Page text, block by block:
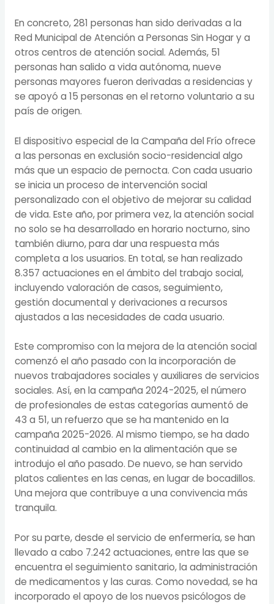
En concreto, 281 personas han sido derivadas a la
Red Municipal de Atención a Personas Sin Hogar y a
otros centros de atención social. Además, 51
personas han salido a vida autónoma, nueve
personas mayores fueron derivadas a residencias y
se apoyó a 15 personas en el retorno voluntario a su
país de origen.
El dispositivo especial de la Campaña del Frío ofrece
a las personas en exclusión socio-residencial algo
más que un espacio de pernocta. Con cada usuario
se inicia un proceso de intervención social
personalizado con el objetivo de mejorar su calidad
de vida. Este año, por primera vez, la atención social
no solo se ha desarrollado en horario nocturno, sino
también diurno, para dar una respuesta más
completa a los usuarios. En total, se han realizado
8.357 actuaciones en el ámbito del trabajo social,
incluyendo valoración de casos, seguimiento,
gestión documental y derivaciones a recursos
ajustados a las necesidades de cada usuario.
Este compromiso con la mejora de la atención social
comenzó el año pasado con la incorporación de
nuevos trabajadores sociales y auxiliares de servicios
sociales. Así, en la campaña 2024-2025, el número
de profesionales de estas categorías aumentó de
43 a 51, un refuerzo que se ha mantenido en la
campaña 2025-2026. Al mismo tiempo, se ha dado
continuidad al cambio en la alimentación que se
introdujo el año pasado. De nuevo, se han servido
platos calientes en las cenas, en lugar de bocadillos.
Una mejora que contribuye a una convivencia más
tranquila.
Por su parte, desde el servicio de enfermería, se han
llevado a cabo 7.242 actuaciones, entre las que se
encuentra el seguimiento sanitario, la administración
de medicamentos y las curas. Como novedad, se ha
incorporado el apoyo de los nuevos psicólogos de